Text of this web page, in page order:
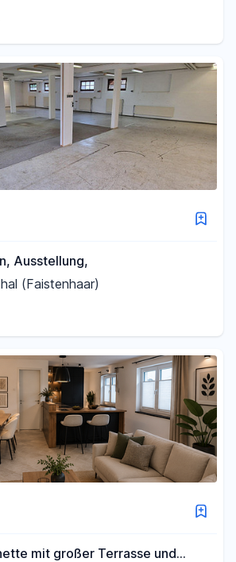
Ausstellung,
(Faistenhaar)
mit großer Terrasse und